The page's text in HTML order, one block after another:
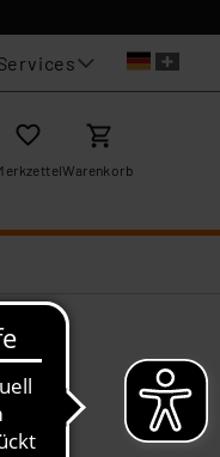
Warenkorb